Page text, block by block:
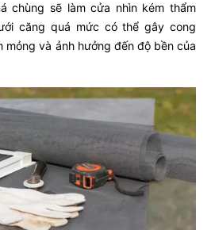
chùng sẽ làm cửa nhìn kém thẩm
căng quá mức có thể gây cong
mỏng và ảnh hưởng đến độ bền của